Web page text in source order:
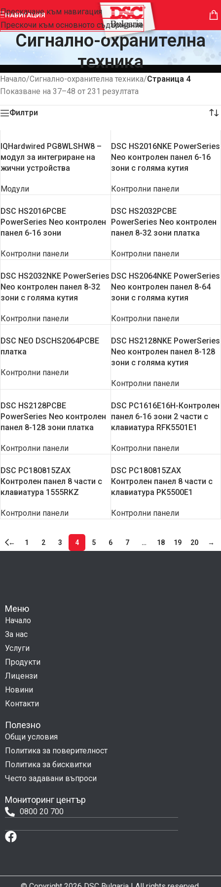
Прескачане към навигация
Прескочи към основното съдържание
НАВИГАЦИЯ
Сигнално-охранителна
техника
Начало/Сигнално-охранителна техника/Страница 4
Показване на 37–48 от 231 резултата
Филтри
IQHardwired PG8WLSHW8 –
модул за интегриране на
жични устройства
Модули
DSC HS2016NKE PowerSeries
Neo контролен панел 6-16
зони с голяма кутия
Контролни панели
DSC HS2016PCBE
PowerSeries Neo контролен
панел 6-16 зони
Контролни панели
DSC HS2032PCBE
PowerSeries Neo контролен
панел 8-32 зони платка
Контролни панели
DSC HS2032NKE PowerSeries
Neo контролен панел 8-32
зони с голяма кутия
Контролни панели
DSC HS2064NKE PowerSeries
Neo контролен панел 8-64
зони с голяма кутия
Контролни панели
DSC NEO DSCHS2064PCBE
платка
Контролни панели
DSC HS2128NKE PowerSeries
Neo контролен панел 8-128
зони с голяма кутия
Контролни панели
DSC HS2128PCBE
PowerSeries Neo контролен
панел 8-128 зони платка
Контролни панели
DSC PC1616E16H-Контролен
панел 6-16 зони 2 части с
клавиатура RFK5501E1
Контролни панели
DSC PC180815ZAX
Контролен панел 8 части с
клавиатура 1555RKZ
Контролни панели
DSC PC180815ZAX
Контролен панел 8 части с
клавиатура PK5500E1
Контролни панели
← 1 2 3 4 5 6 7 … 18 19 20 →
Меню
Начало
За нас
Услуги
Продукти
Лицензи
Новини
Контакти
Полезно
Общи условия
Политика за поверителност
Политика за бисквитки
Често задавани въпроси
Мониторинг център
0800 20 700